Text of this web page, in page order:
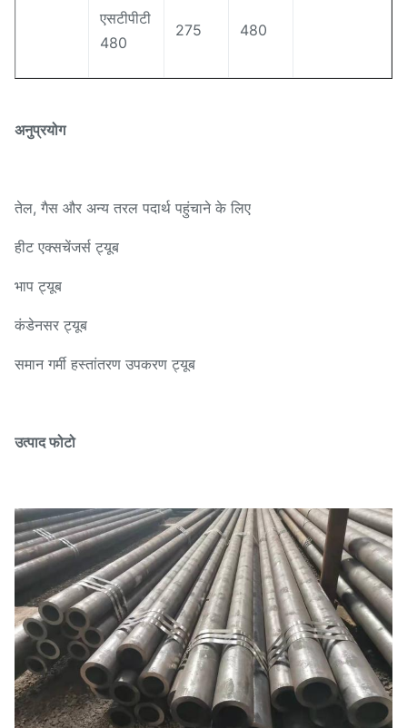
एसटीपीटी
480
275 480
अनुप्रयोग
तेल, गैस और अन्य तरल पदार्थ पहुंचाने के लिए
हीट एक्सचेंजर्स ट्यूब
भाप ट्यूब
कंडेनसर ट्यूब
समान गर्मी हस्तांतरण उपकरण ट्यूब
उत्पाद फोटो